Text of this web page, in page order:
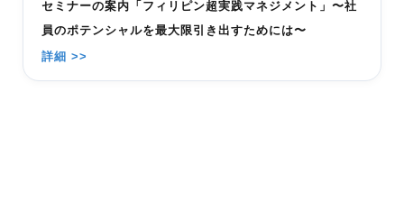
セミナーの案内「フィリピン超実践マネジメント」〜社
員のポテンシャルを最大限引き出すためには〜
詳細 >>